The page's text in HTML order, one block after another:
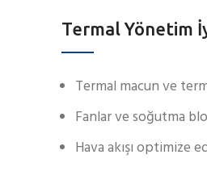
Termal Yönetim
Termal macun ve
Fanlar ve soğutma
Hava akışı optimize